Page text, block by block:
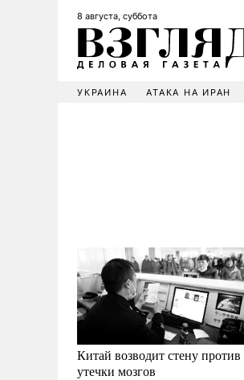
8 августа, суббота
УКРАИНА АТАКА НА ИРАН
Китай возводит стену против
утечки мозгов